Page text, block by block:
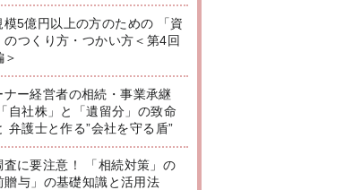
5億円以上の方のための 「資
のつくり方・つかい方＜第4回
＞
ー経営者の相続・事業承継
自社株」と「遺留分」の致命
弁護士と作る”会社を守る盾”
に要注意！ 「相続対策」の
贈与」の基礎知識と活用法